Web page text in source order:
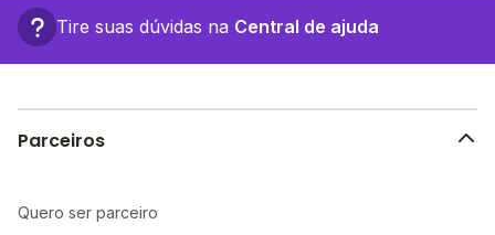
Tire suas dúvidas na Central de ajuda
Parceiros
Quero ser parceiro